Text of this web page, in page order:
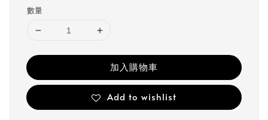
數量
加入購物車
Add to wishlist